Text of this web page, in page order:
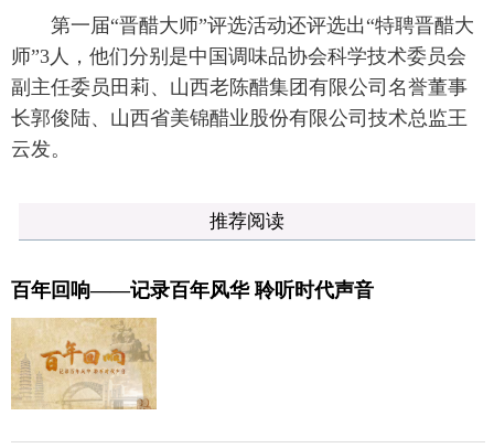
第一届“晋醋大师”评选活动还评选出“特聘晋醋大
师”3人，他们分别是中国调味品协会科学技术委员会
副主任委员田莉、山西老陈醋集团有限公司名誉董事
长郭俊陆、山西省美锦醋业股份有限公司技术总监王
云发。
推荐阅读
百年回响——记录百年风华 聆听时代声音